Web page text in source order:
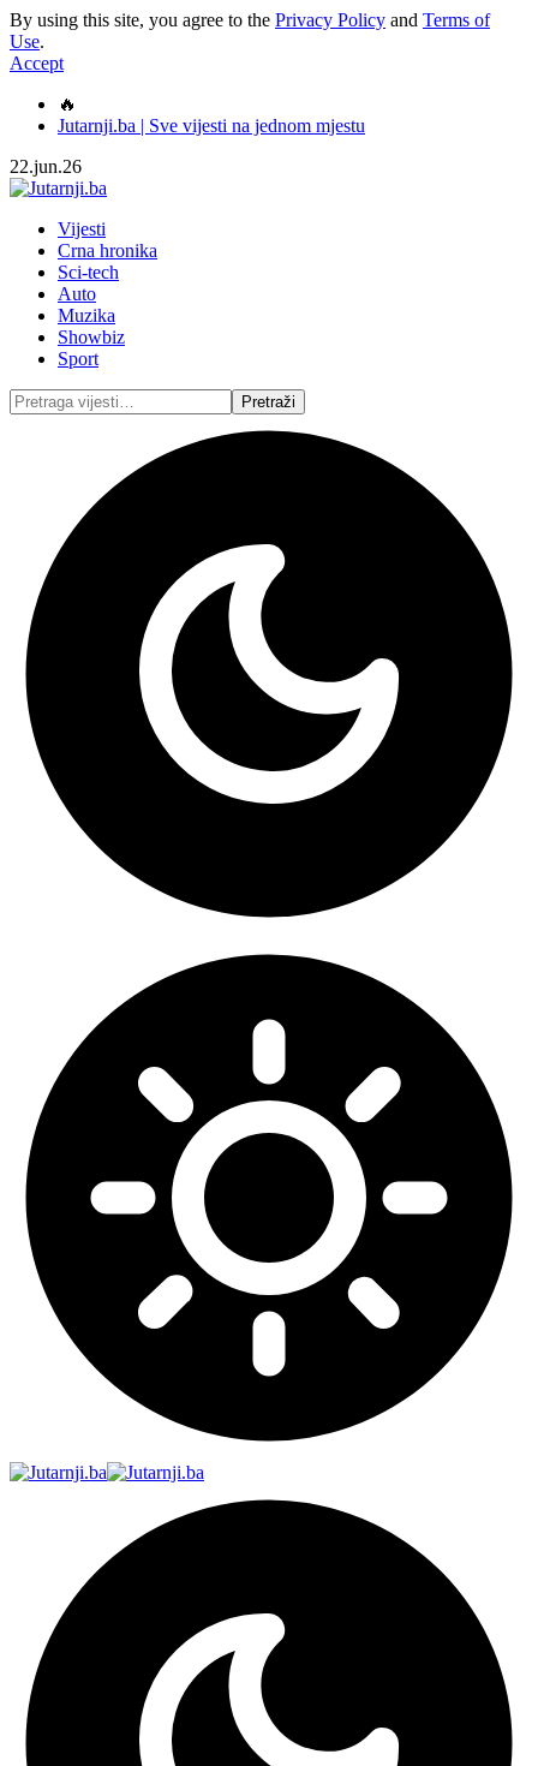
By using this site, you agree to the Privacy Policy and Terms of
Use.
Accept
🔥
Jutarnji.ba | Sve vijesti na jednom mjestu
22.jun.26
Vijesti
Crna hronika
Sci-tech
Auto
Muzika
Showbiz
Sport